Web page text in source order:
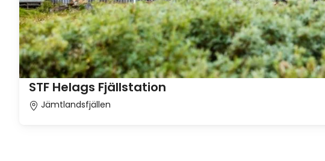
STF Helags Fjällstation
Jämtlandsfjällen